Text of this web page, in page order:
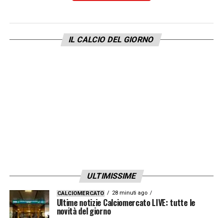
dobbiamo affrontare tutte le gare con la
testa perché sono tutte difficili».
IL CALCIO DEL GIORNO
ULTIMISSIME
CALCIOMERCATO 28 minuti ago
Ultime notizie Calciomercato LIVE: tutte le
novità del giorno